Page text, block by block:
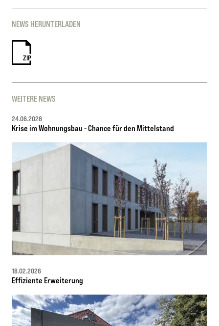
NEWS HERUNTERLADEN
ZIP
WEITERE NEWS
24.06.2026
Krise im Wohnungsbau - Chance für den Mittelstand
18.02.2026
Effiziente Erweiterung